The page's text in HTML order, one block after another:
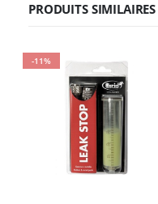
PRODUITS SIMILAIRES
-11%